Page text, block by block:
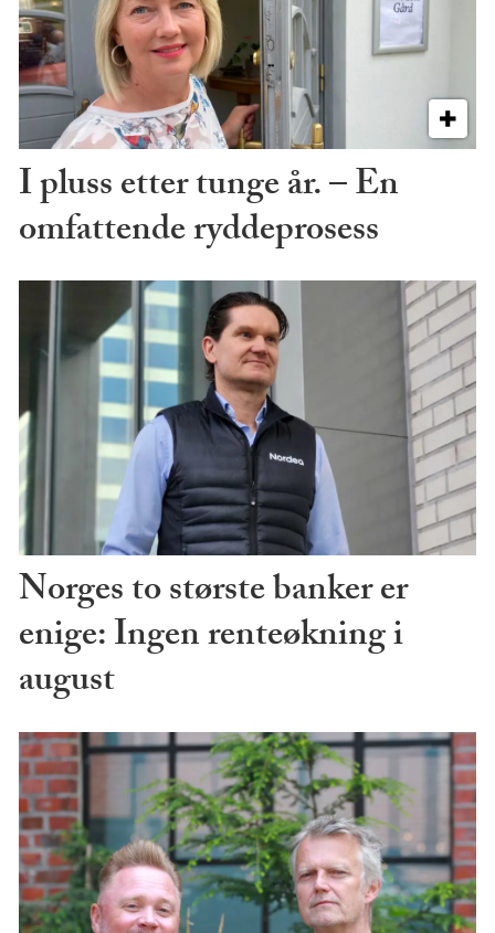
I pluss etter tunge år. – En
omfattende ryddeprosess
Norges to største banker er
enige: Ingen renteøkning i
august